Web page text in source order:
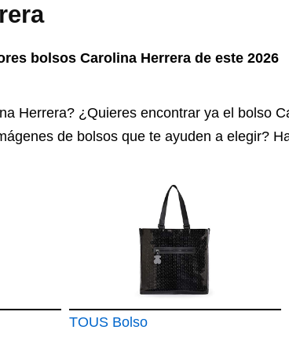
bolsos Carolina Herrera de este 2026
Herrera? ¿Quieres encontrar ya el bolso
de bolsos que te ayuden a elegir?
TOUS Bolso